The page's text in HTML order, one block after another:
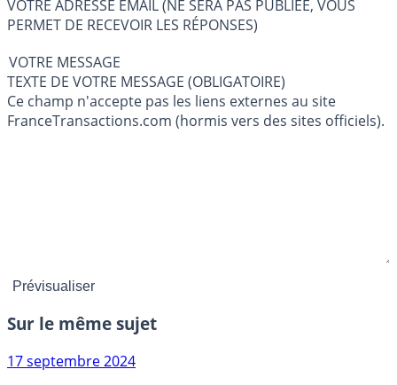
VOTRE ADRESSE EMAIL (NE SERA PAS PUBLIÉE, VOUS
PERMET DE RECEVOIR LES RÉPONSES)
VOTRE MESSAGE
TEXTE DE VOTRE MESSAGE (OBLIGATOIRE)
Ce champ n'accepte pas les liens externes au site
FranceTransactions.com (hormis vers des sites officiels).
Sur le même sujet